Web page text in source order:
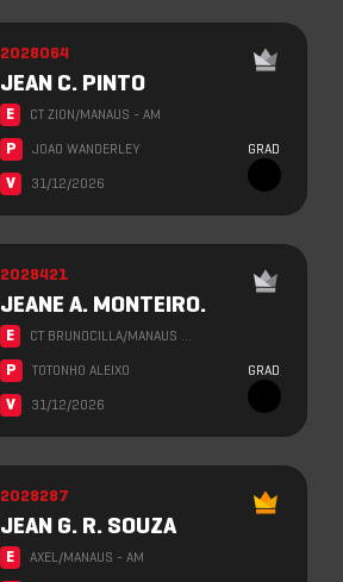
2028064
JEAN C. PINTO
E CT ZION/MANAUS - AM
P JOAO WANDERLEY
V 31/12/2026
GRAD
2028421
JEANE A. MONTEIRO.
E CT BRUNOCILLA/MANAUS …
P TOTONHO ALEIXO
V 31/12/2026
GRAD
2028287
JEAN G. R. SOUZA
E AXEL/MANAUS - AM